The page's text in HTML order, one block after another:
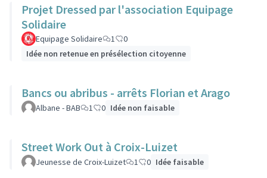
Projet Dressed par l'association Equipage
Solidaire
Equipage Solidaire 1
0
Idée non retenue en présélection citoyenne
Bancs ou abribus - arrêts Florian et Arago
Albane - BAB 1 0 Idée non faisable
Street Work Out à Croix-Luizet
Jeunesse de Croix-Luizet 1 0 Idée faisable